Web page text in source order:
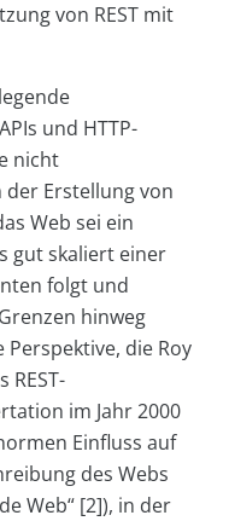
von REST mit
und HTTP-
nicht
Erstellung von
Web sei ein
gut skaliert einer
folgt und
hinweg
die Roy
REST-
im Jahr 2000
Einfluss auf
des Webs
Web“ [2]), in der